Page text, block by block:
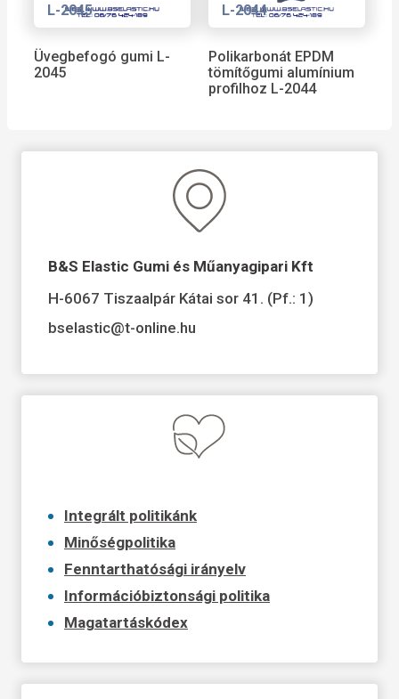
L-2045
Üvegbefogó gumi L-
2045
L-2044
Polikarbonát EPDM
tömítőgumi alumínium
profilhoz L-2044
B&S Elastic Gumi és Műanyagipari Kft
H-6067 Tiszaalpár Kátai sor 41. (Pf.: 1)
bselastic@t-online.hu
Integrált politikánk
Minőségpolitika
Fenntarthatósági irányelv
Információbiztonsági politika
Magatartáskódex